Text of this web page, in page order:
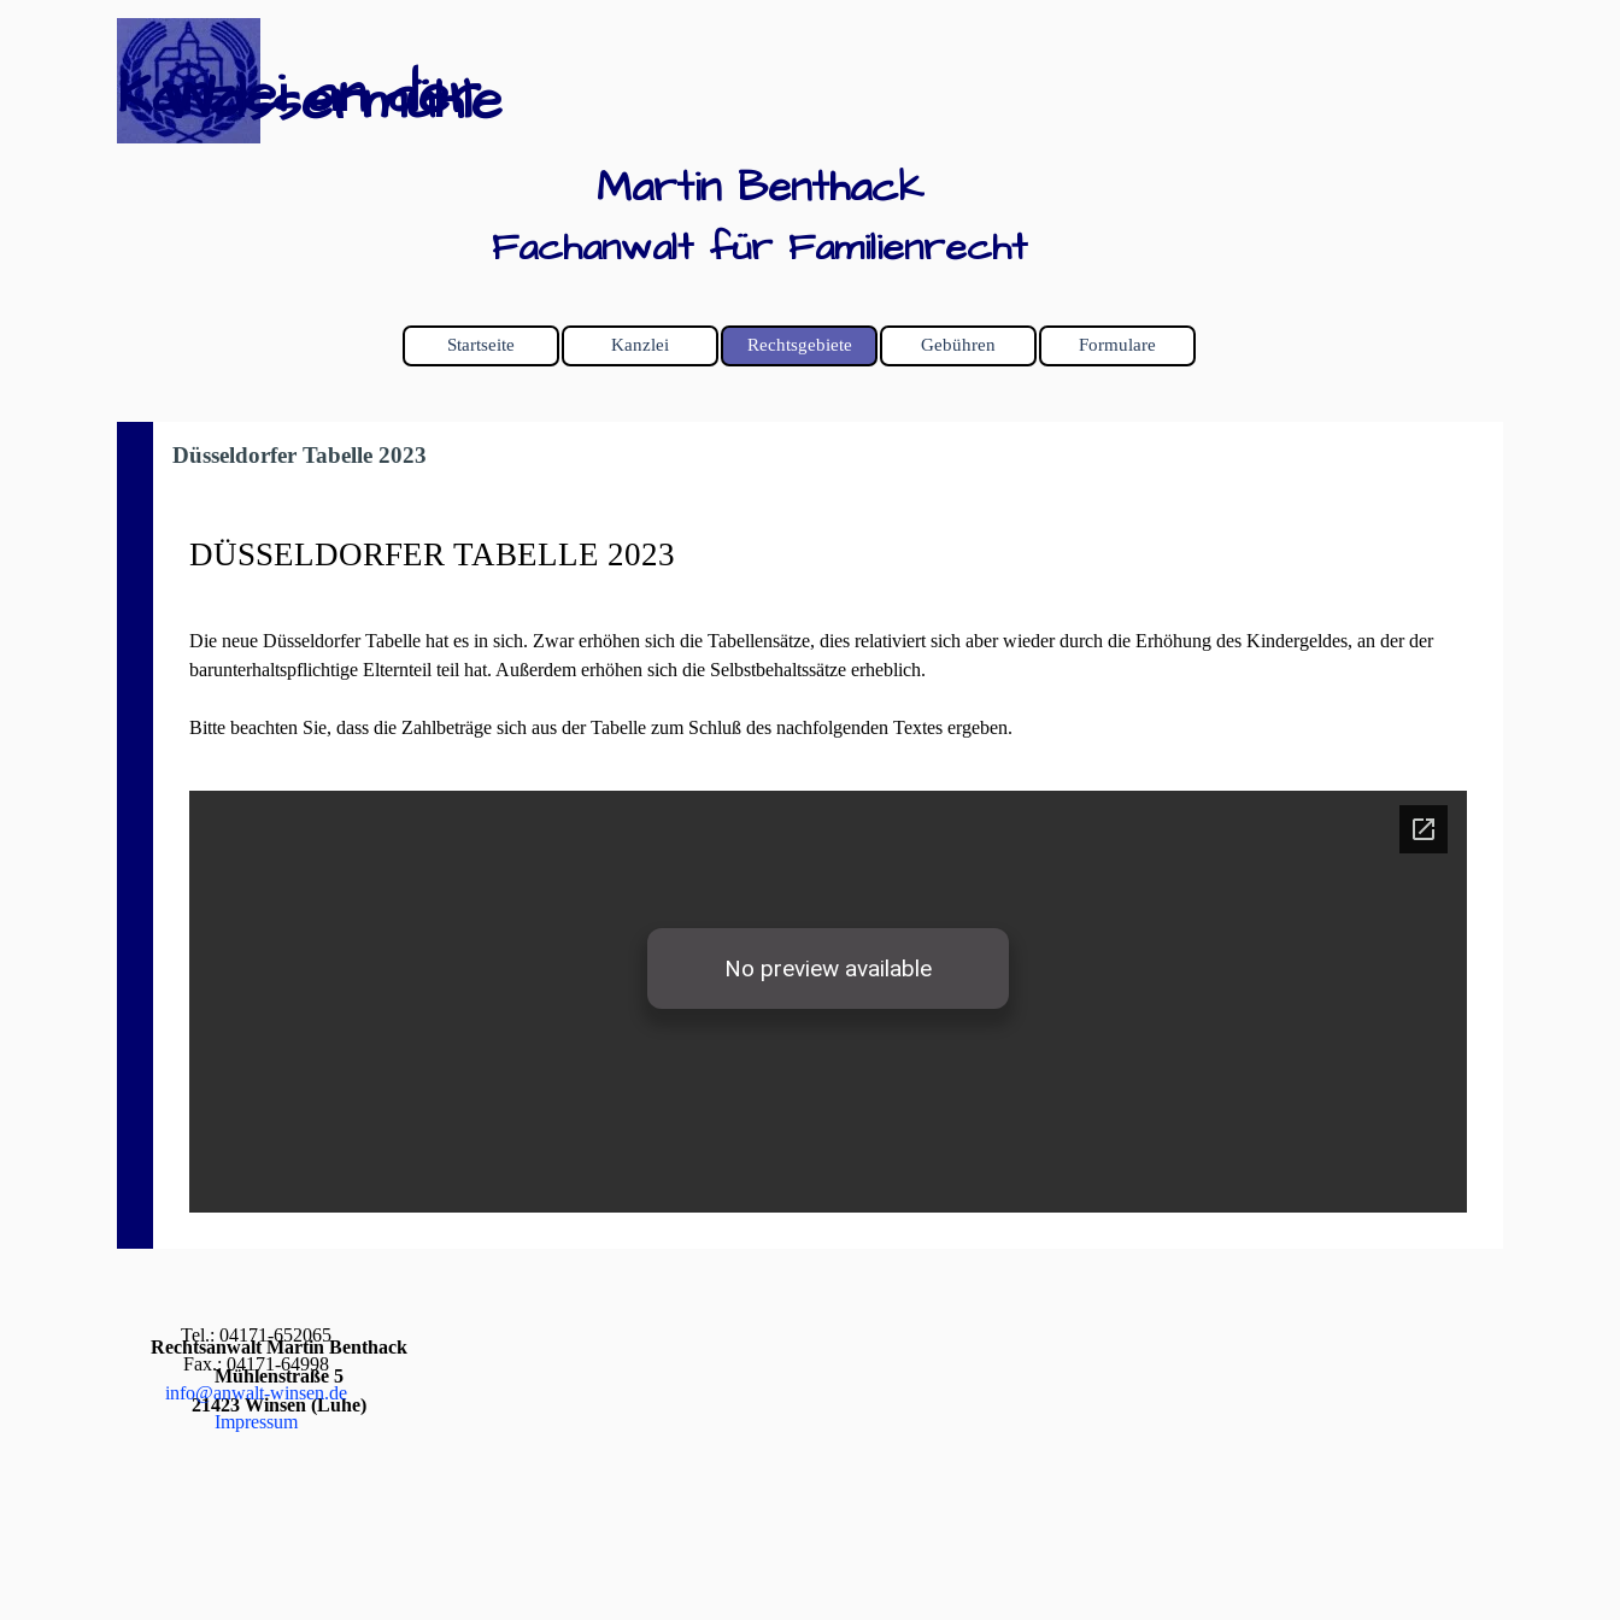
Kanzlei an der
Wassermühle
Martin Benthack
Fachanwalt für Familienrecht
Menü überspringen
Startseite Kanzlei ▼
Rechtsgebiete ▼
Gebühren ▼
Formulare
Düsseldorfer Tabelle 2023
DÜSSELDORFER TABELLE 2023
Die neue Düsseldorfer Tabelle hat es in sich. Zwar erhöhen sich die Tabellensätze, dies relativiert sich aber wieder durch die Erhöhung des Kindergeldes, an der der
barunterhaltspflichtige Elternteil teil hat. Außerdem erhöhen sich die Selbstbehaltssätze erheblich.
Bitte beachten Sie, dass die Zahlbeträge sich aus der Tabelle zum Schluß des nachfolgenden Textes ergeben.
Tel.: 04171-652065
Fax.: 04171-64998
info@anwalt-winsen.de
Impressum
Rechtsanwalt Martin Benthack
Mühlenstraße 5
21423 Winsen (Luhe)